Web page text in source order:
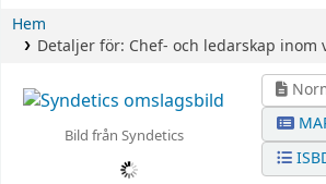
Hem
Detaljer för: Chef- och ledarskap inom
Bild från Syndetics